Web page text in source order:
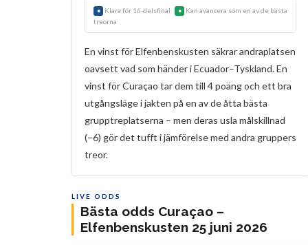
● Klara för 16-delsfinal ●
Kan avancera som en av de bästa
treorna
En vinst för Elfenbenskusten säkrar andraplatsen
oavsett vad som händer i Ecuador–Tyskland. En
vinst för Curaçao tar dem till 4 poäng och ett bra
utgångsläge i jakten på en av de åtta bästa
grupptreplatserna – men deras usla målskillnad
(−6) gör det tufft i jämförelse med andra gruppers
treor.
LIVE ODDS
Bästa odds Curaçao –
Elfenbenskusten 25 juni 2026